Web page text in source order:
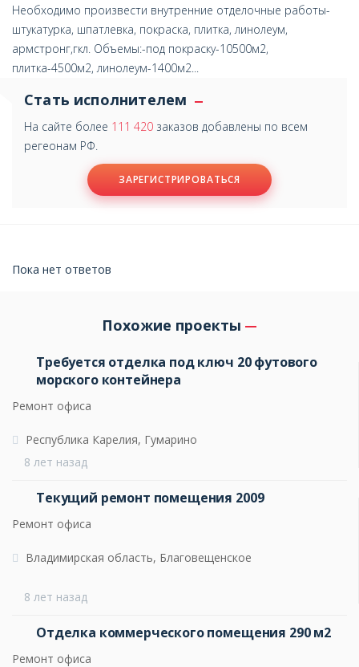
Необходимо произвести внутренние отделочные работы-
штукатурка, шпатлевка, покраска, плитка, линолеум,
армстронг,гкл. Объемы:-под покраску-10500м2,
плитка-4500м2, линолеум-1400м2...
Стать исполнителем
На сайте более 111 420 заказов добавлены по всем
регеонам РФ.
ЗАРЕГИСТРИРОВАТЬСЯ
Пока нет ответов
Похожие проекты
Требуется отделка под ключ 20 футового
морского контейнера
Ремонт офиса
8 лет назад
Республика Карелия, Гумарино
Текущий ремонт помещения 2009
Ремонт офиса
8 лет назад
Владимирская область, Благовещенское
Отделка коммерческого помещения 290 м2
Ремонт офиса